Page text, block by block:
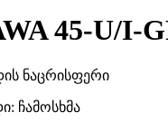
45-U/I-
ნაცრისფერი
ჩამოსხმა